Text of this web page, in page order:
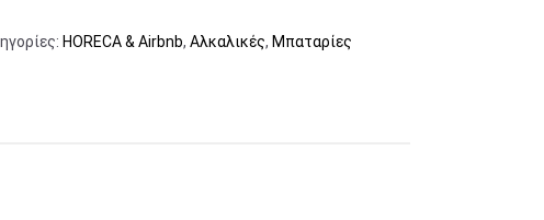
HORECA & Airbnb, Αλκαλικές, Μπαταρίες